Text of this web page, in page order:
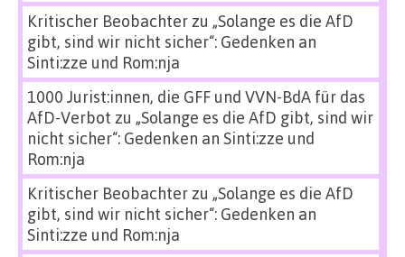
Kritischer Beobachterzu „Solange es die AfD
gibt, sind wir nicht sicher“: Gedenken an
Sinti:zze und Rom:nja
1000 Jurist:innen, die GFF und VVN-BdA für das
AfD-Verbot zu „Solange es die AfD gibt, sind wir
nicht sicher“: Gedenken an Sinti:zze und
Rom:nja
Kritischer Beobachterzu „Solange es die AfD
gibt, sind wir nicht sicher“: Gedenken an
Sinti:zze und Rom:nja